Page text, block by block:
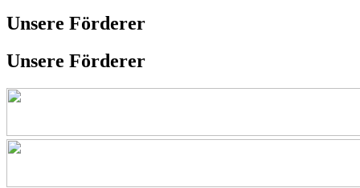
Unsere Förderer
Unsere Förderer